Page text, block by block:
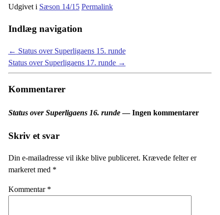
Udgivet i Sæson 14/15 Permalink
Indlæg navigation
← Status over Superligaens 15. runde
Status over Superligaens 17. runde →
Kommentarer
Status over Superligaens 16. runde— Ingen kommentarer
Skriv et svar
Din e-mailadresse vil ikke blive publiceret. Krævede felter er
markeret med *
Kommentar *